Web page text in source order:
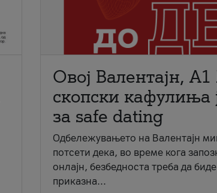
Овој Валентајн,
скопски кафулиња
за safe dating
Одбележувањето на Валентајн
потсети дека, во време кога
онлајн, безбедноста треба да
приказна...